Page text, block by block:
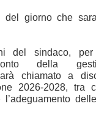
giorno che
del sindaco,
della
chiamato a
2026-2028, tra